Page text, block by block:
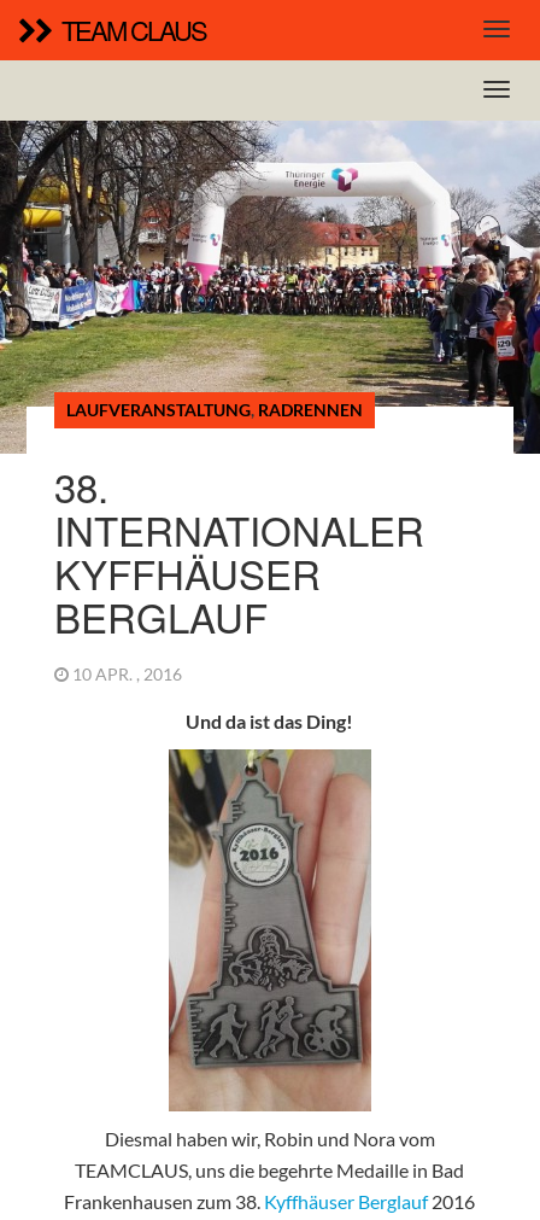
TEAM CLAUS
LAUFVERANSTALTUNG, RADRENNEN
38.
INTERNATIONALER
KYFFHÄUSER
BERGLAUF
10 APR. , 2016
Und da ist das Ding!
Diesmal haben wir, Robin und Nora vom
TEAMCLAUS, uns die begehrte Medaille in Bad
Frankenhausen zum 38. Kyffhäuser Berglauf2016